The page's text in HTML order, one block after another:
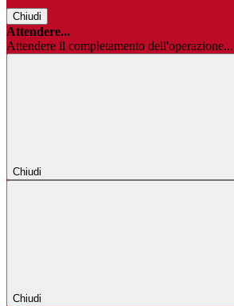
Chiudi
Attendere...
Attendere il completamento dell'operazione...
Chiudi
Chiudi